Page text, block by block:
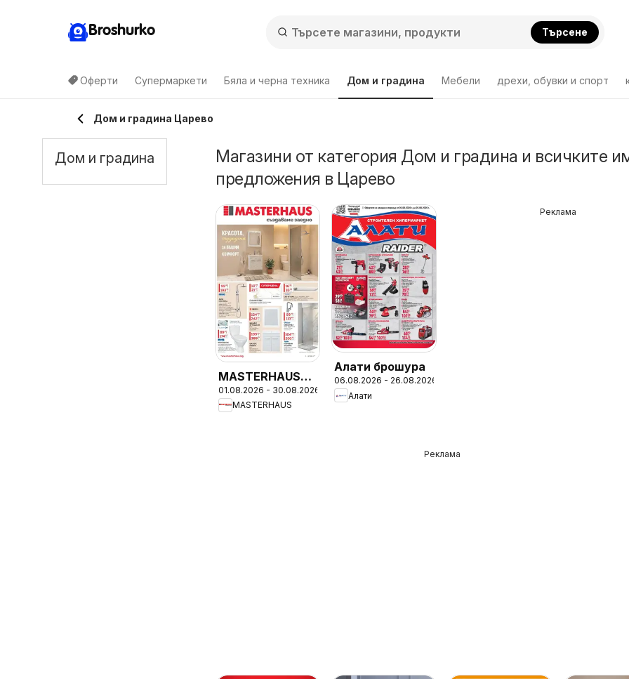
Broshurko Търсене
Оферти Супермаркети Бяла и черна техника Дом и градина Мебели дрехи, обувки и спорт
Дом и градина Царево
Магазини от категория Дом и градина и всичките
предложения в Царево
MASTERHAUS
брошура -
Красота
01.08.2026 - 30.08.2026
MASTERHAUS
Алати брошура
06.08.2026 - 26.08.2026
Алати
Реклама
Реклама
Дом и градина